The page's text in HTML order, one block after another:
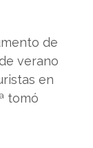
de
verano
en
tomó